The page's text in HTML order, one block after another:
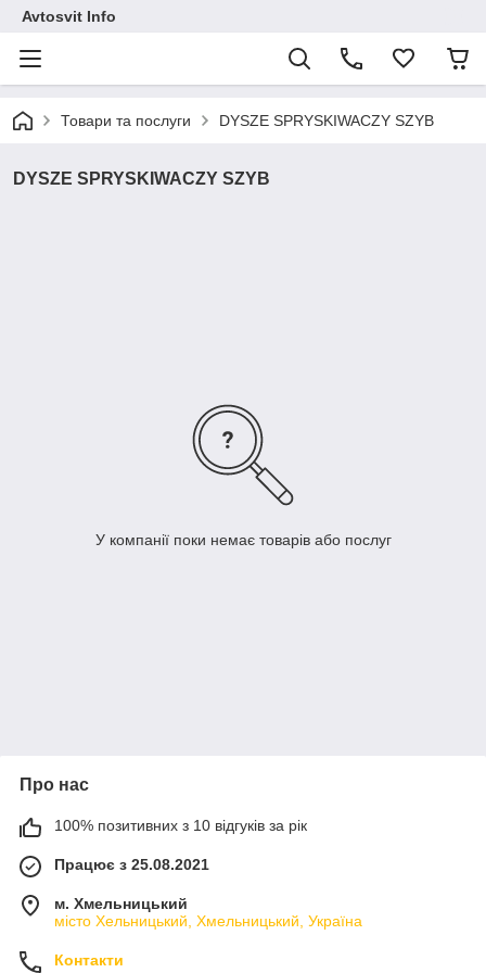
Avtosvit Info
Товари та послуги DYSZE SPRYSKIWACZY SZYB
DYSZE SPRYSKIWACZY SZYB
У компанії поки немає товарів або послуг
Про нас
100% позитивних з 10 відгуків за рік
Працює з 25.08.2021
м. Хмельницький
місто Хельницький, Хмельницький, Україна
Контакти